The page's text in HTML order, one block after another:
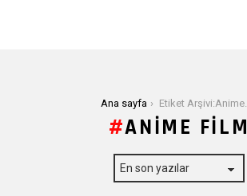
Ana sayfa Etiket Arşivi:Anime Film
ANIME FILM